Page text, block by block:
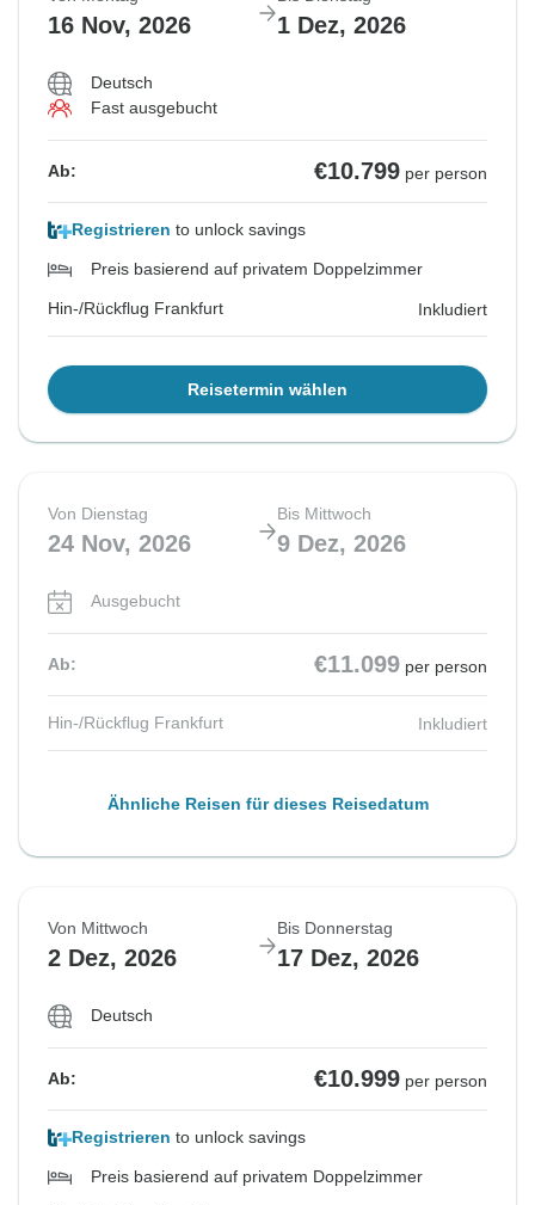
Hin-/Rückflug Frankfurt
Ähnliche Reisen für dieses Reisedatum
Hin-/Rückflug Frankfurt
Ähnliche Reisen für dieses Reisedatum
Hin-/Rückflug Frankfurt
Ähnliche Reisen für dieses Reisedatum
16 Nov, 2026 1 Dez, 2026
Deutsch
Fast ausgebucht
Ab: €10.799 per person
Registrieren to unlock savings
Preis basierend auf privatem Doppelzimmer
Hin-/Rückflug Frankfurt Inkludiert
Reisetermin wählen
Von Dienstag
24 Nov, 2026
Bis Mittwoch
9 Dez, 2026
Ausgebucht
Ab: €11.099 per person
Hin-/Rückflug Frankfurt Inkludiert
Ähnliche Reisen für dieses Reisedatum
Von Mittwoch
2 Dez, 2026
Bis Donnerstag
17 Dez, 2026
Deutsch
Ab: €10.999 per person
Registrieren to unlock savings
Preis basierend auf privatem Doppelzimmer